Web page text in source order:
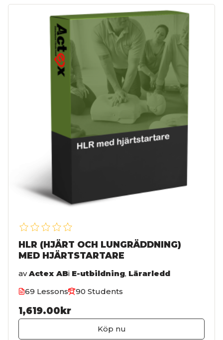
HLR (HJÄRT OCH LUNGRÄDDNING)
MED HJÄRTSTARTARE
av Actex ABi E-utbildning, Lärarledd
69 Lessons
90 Students
1,619.00kr
Köp nu